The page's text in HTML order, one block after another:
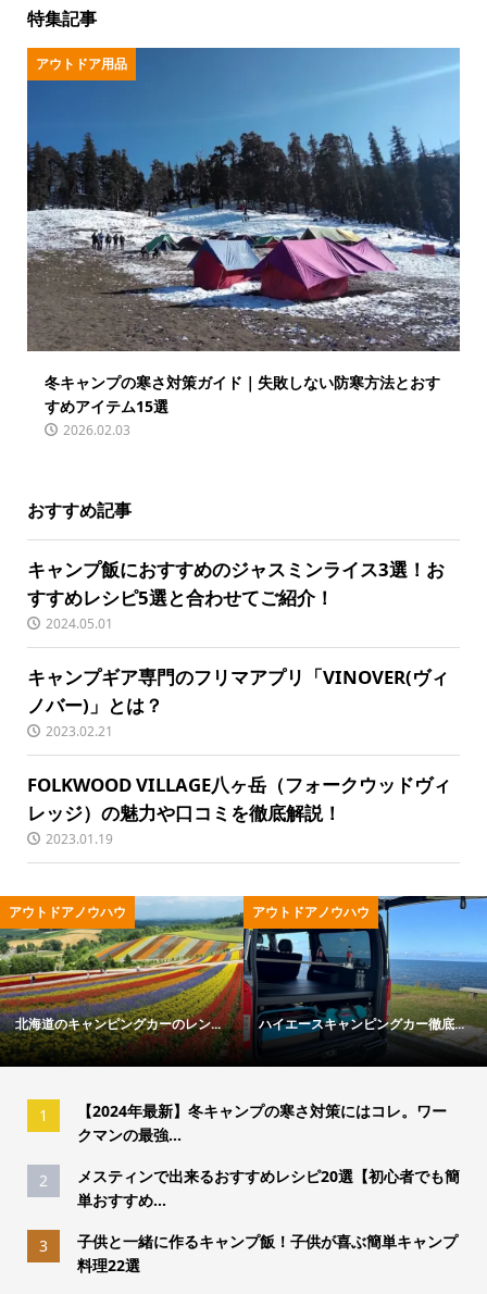
特集記事
アウトドア用品
冬キャンプの寒さ対策ガイド｜失敗しない防寒方法とおす
すめアイテム15選
2026.02.03
おすすめ記事
キャンプ飯におすすめのジャスミンライス3選！お
すすめレシピ5選と合わせてご紹介！
2024.05.01
キャンプギア専門のフリマアプリ「VINOVER(ヴィ
ノバー)」とは？
2023.02.21
FOLKWOOD VILLAGE八ヶ岳（フォークウッドヴィ
レッジ）の魅力や口コミを徹底解説！
2023.01.19
アウトドアノウハウ
ハイエースキャンピングカー徹底...
アウトドア用品
冬キャンプの寒さ対策ガイド｜失...
1
【2024年最新】冬キャンプの寒さ対策にはコレ。ワー
クマンの最強...
2
メスティンで出来るおすすめレシピ20選【初心者でも簡
単おすすめ...
3
子供と一緒に作るキャンプ飯！子供が喜ぶ簡単キャンプ
料理22選